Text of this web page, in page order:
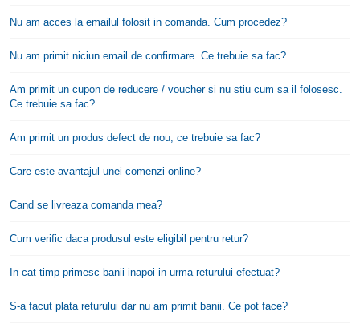
Nu am acces la emailul folosit in comanda. Cum procedez?
Nu am primit niciun email de confirmare. Ce trebuie sa fac?
Am primit un cupon de reducere / voucher si nu stiu cum sa il folosesc.
Ce trebuie sa fac?
Am primit un produs defect de nou, ce trebuie sa fac?
Care este avantajul unei comenzi online?
Cand se livreaza comanda mea?
Cum verific daca produsul este eligibil pentru retur?
In cat timp primesc banii inapoi in urma returului efectuat?
S-a facut plata returului dar nu am primit banii. Ce pot face?